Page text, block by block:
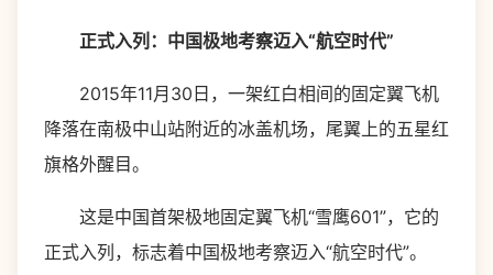
正式入列：中国极地考察迈入“航空时代”
2015年11月30日，一架红白相间的固定翼飞机
降落在南极中山站附近的冰盖机场，尾翼上的五星红
旗格外醒目。
这是中国首架极地固定翼飞机“雪鹰601”，它的
正式入列，标志着中国极地考察迈入“航空时代”。